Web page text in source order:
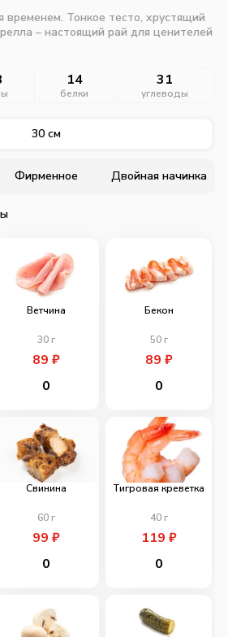
временем. Тонкое тесто, хрустящий
– настоящий рай для ценителей
14
белки
31
углеводы
30 см
Фирменное Двойная начинка
Ветчина
30г
89 ₽
0
Бекон
50г
89 ₽
0
Свинина
60г
99 ₽
0
Тигровая креветка
40г
119 ₽
0